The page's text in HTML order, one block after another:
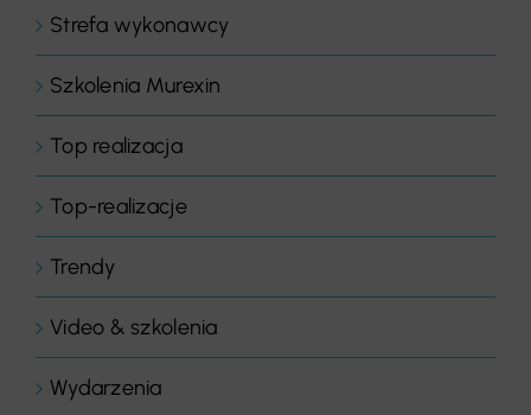
Strefa wykonawcy
Szkolenia Murexin
Top realizacja
Top-realizacje
Trendy
Video & szkolenia
Wydarzenia